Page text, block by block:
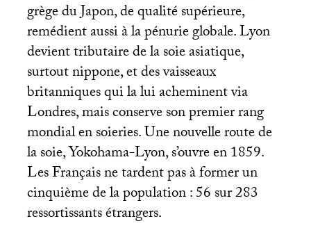
grège du Japon, de qualité supérieure,
remédient aussi à la pénurie globale. Lyon
devient tributaire de la soie asiatique,
surtout nippone, et des vaisseaux
britanniques qui la lui acheminent via
Londres, mais conserve son premier rang
mondial en soieries. Une nouvelle route de
la soie, Yokohama-Lyon, s’ouvre en 1859.
Les Français ne tardent pas à former un
cinquième de la population : 56 sur 283
ressortissants étrangers.